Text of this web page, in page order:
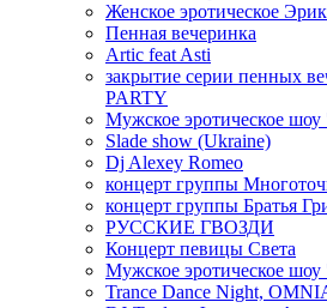
Женское эротическое
Пенная вечеринка
Artic feat Asti
закрытие серии пенных
PARTY
Мужское эротическое
Slade show (Ukraine)
Dj Alexey Romeo
концерт группы
концерт группы Братья
РУССКИЕ ГВОЗДИ
Концерт певицы Света
Мужское эротическое
Trance Dance Night,